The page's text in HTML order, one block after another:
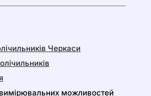
Черкаси
можливостей